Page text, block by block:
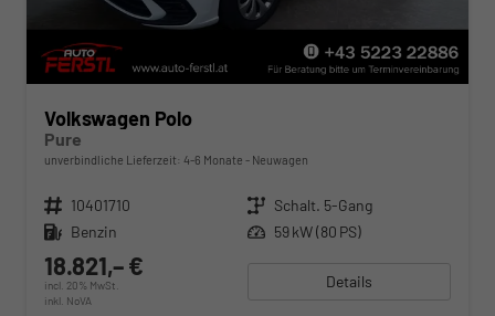
Volkswagen Polo
Pure
unverbindliche Lieferzeit: 4-6 Monate Neuwagen
Fahrzeugnr. 10401710 Getriebe Schalt. 5-Gang
Kraftstoff Benzin Leistung 59 kW (80 PS)
18.821,– €
incl. 20% MwSt.
inkl. NoVA
Details